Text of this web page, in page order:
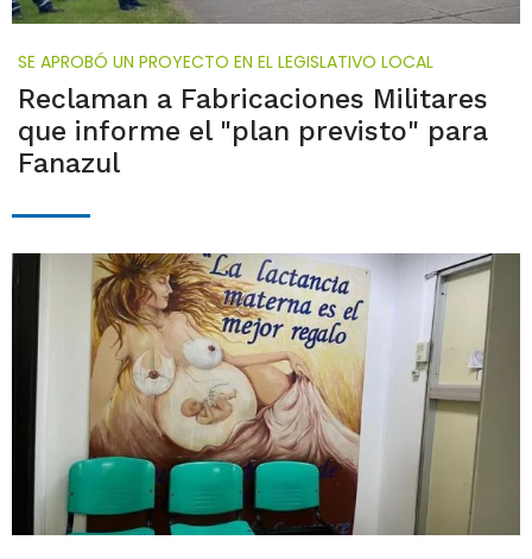
SE APROBÓ UN PROYECTO EN EL LEGISLATIVO LOCAL
Reclaman a Fabricaciones Militares
que informe el "plan previsto" para
Fanazul